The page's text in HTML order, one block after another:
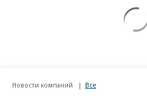
Новости компаний Все